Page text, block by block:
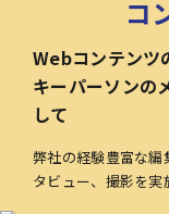
コ
Webコンテンツ
キーパーソンの
して
弊社の経験豊富な編
タビュー、撮影を実